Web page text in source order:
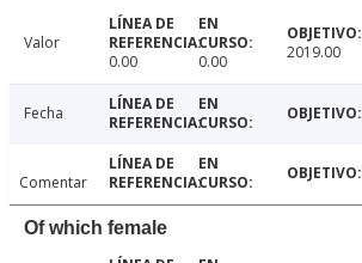
Valor
0.00
0.00 2019.00
Fecha
Comentar
Of which female